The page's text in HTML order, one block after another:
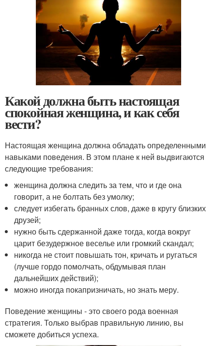
Какой должна быть настоящая
спокойная женщина, и как себя
вести?
Настоящая женщина должна обладать определенными
навыками поведения. В этом плане к ней выдвигаются
следующие требования:
женщина должна следить за тем, что и где она
говорит, а не болтать без умолку;
следует избегать бранных слов, даже в кругу близких
друзей;
нужно быть сдержанной даже тогда, когда вокруг
царит безудержное веселье или громкий скандал;
никогда не стоит повышать тон, кричать и ругаться
(лучше гордо помолчать, обдумывая план
дальнейших действий);
можно иногда покапризничать, но знать меру.
Поведение женщины - это своего рода военная
стратегия. Только выбрав правильную линию, вы
сможете добиться успеха.